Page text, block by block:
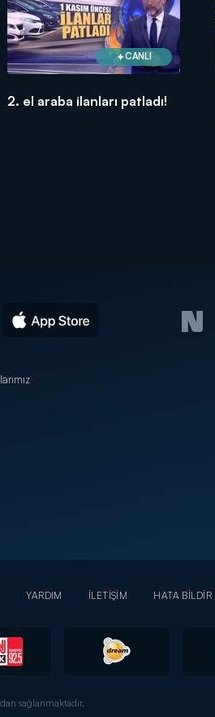
CANLI
2. el araba ilanları patladı!
YARDIM İLETİŞİM HATA BİLDİR
sağlanmaktadır.